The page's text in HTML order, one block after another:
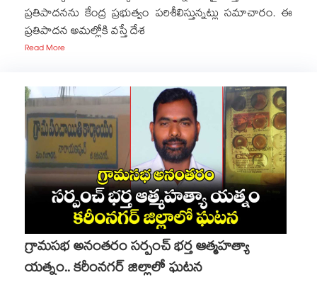
ప్రతిపాదనను కేంద్ర ప్రభుత్వం పరిశీలిస్తున్నట్లు సమాచారం. ఈ
ప్రతిపాదన అమల్లోకి వస్తే దేశ
Read More
గ్రామసభ అనంతరం సర్పంచ్ భర్త ఆత్మహత్యా
యత్నం.. కరీంనగర్ జిల్లాలో ఘటన